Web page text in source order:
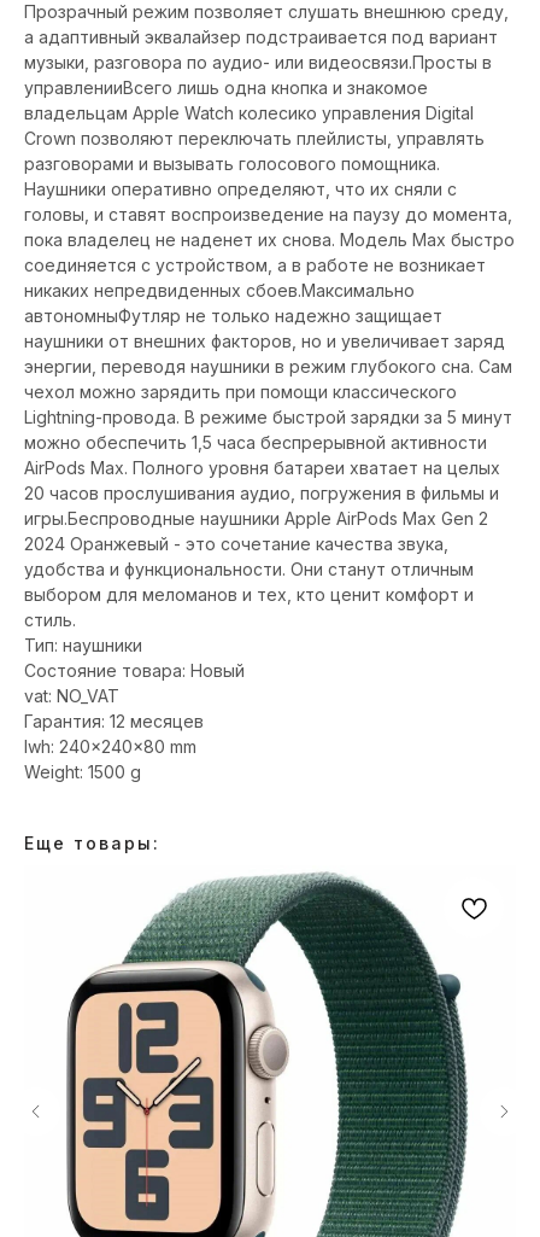
Прозрачный режим позволяет слушать внешнюю среду,
а адаптивный эквалайзер подстраивается под вариант
музыки, разговора по аудио- или видеосвязи.Просты в
управленииВсего лишь одна кнопка и знакомое
владельцам Apple Watch колесико управления Digital
Crown позволяют переключать плейлисты, управлять
разговорами и вызывать голосового помощника.
Наушники оперативно определяют, что их сняли с
головы, и ставят воспроизведение на паузу до момента,
пока владелец не наденет их снова. Модель Max быстро
соединяется с устройством, а в работе не возникает
никаких непредвиденных сбоев.Максимально
автономныФутляр не только надежно защищает
наушники от внешних факторов, но и увеличивает заряд
энергии, переводя наушники в режим глубокого сна. Сам
чехол можно зарядить при помощи классического
Lightning-провода. В режиме быстрой зарядки за 5 минут
можно обеспечить 1,5 часа беспрерывной активности
AirPods Max. Полного уровня батареи хватает на целых
20 часов прослушивания аудио, погружения в фильмы и
игры.Беспроводные наушники Apple AirPods Max Gen 2
2024 Оранжевый - это сочетание качества звука,
удобства и функциональности. Они станут отличным
выбором для меломанов и тех, кто ценит комфорт и
стиль.
Тип: наушники
Состояние товара: Новый
vat: NO_VAT
Гарантия: 12 месяцев
lwh: 240x240x80 mm
Weight: 1500 g
Еще товары: